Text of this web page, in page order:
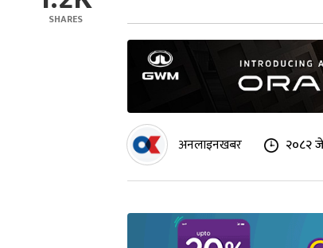
SHARES
अनलाइनखबर २०८२